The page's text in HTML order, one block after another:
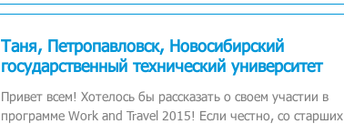
Таня, Петропавловск, Новосибирский
государственный технический университет
Привет всем! Хотелось бы рассказать о своем участии в
программе Work and Travel 2015! Если честно, со старших